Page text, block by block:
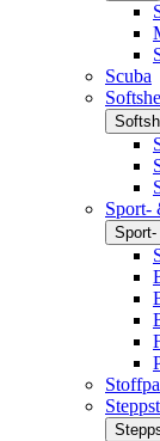
Scuba
Sport-